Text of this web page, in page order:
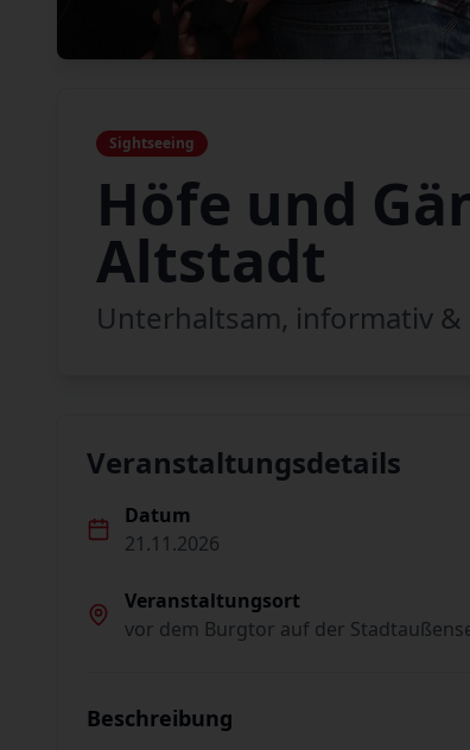
Sightseeing
Höfe und
Altstadt
Unterhaltsam, informativ
Veranstaltungsdetails
Datum
21.11.2026
Veranstaltungsort
vor dem Burgtor auf der
Beschreibung